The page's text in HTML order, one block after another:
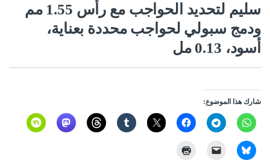
سليم لتحديد الحواجب مع رأس 1.55 مم
ودمج سبولي لحواجب محددة بعناية،
أسود، 0.13 مل
شارك هذا الموضوع: